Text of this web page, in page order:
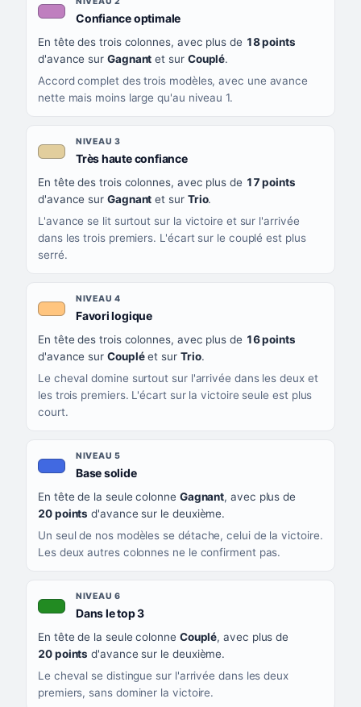
Confiance optimale, couleur mauve
En tête des trois colonnes, avec plus de 18 points
d'avance sur Gagnant et sur Couplé.
Accord complet des trois modèles, avec une avance
nette mais moins large qu'au niveau 1.
NIVEAU 3
Très haute confiance, couleur beige
En tête des trois colonnes, avec plus de 17 points
d'avance sur Gagnant et sur Trio.
L'avance se lit surtout sur la victoire et sur l'arrivée
dans les trois premiers. L'écart sur le couplé est plus
serré.
NIVEAU 4
Favori logique, couleur orange clair
En tête des trois colonnes, avec plus de 16 points
d'avance sur Coupléet sur Trio.
Le cheval domine surtout sur l'arrivée dans les deux et
les trois premiers. L'écart sur la victoire seule est plus
court.
NIVEAU 5
Base solide, couleur bleu roi
En tête de la seule colonne Gagnant, avec plus de
20 points d'avance sur le deuxième.
Un seul de nos modèles se détache, celui de la victoire.
Les deux autres colonnes ne le confirment pas.
NIVEAU 6
Dans le top 3, couleur verte
En tête de la seule colonne Couplé, avec plus de
20 points d'avance sur le deuxième.
Le cheval se distingue sur l'arrivée dans les deux
premiers, sans dominer la victoire.